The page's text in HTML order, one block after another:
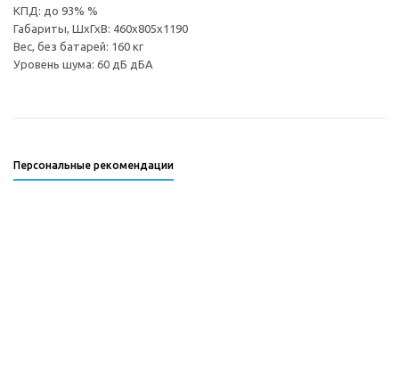
КПД: до 93% %
Габариты, ШхГхВ: 460x805x1190
Вес, без батарей: 160 кг
Уровень шума: 60 дБ дБА
Персональные рекомендации